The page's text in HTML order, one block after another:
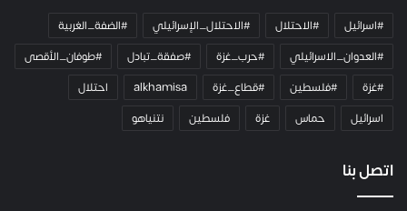
#اسرائيل #الاحتلال #الاحتلال_الإسرائيلي
#الضفة_الغربية
#العدوان_الاسرائيلي
#حرب_غزة #صفقة_تبادل
#طوفان_الأقصى
#غزة
#فلسطين #قطاع_غزة alkhamisa
احتلال
اسرائيل
حماس غزة فلسطين نتنياهو
اتصل بنا